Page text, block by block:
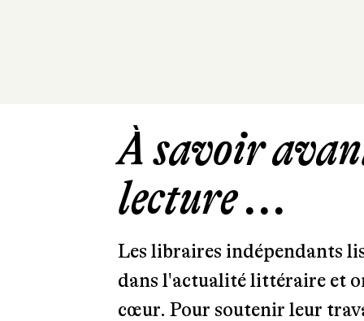
À savoir
lecture ...
Les libraires indépendants
dans l'actualité littéraire et
cœur. Pour soutenir leur